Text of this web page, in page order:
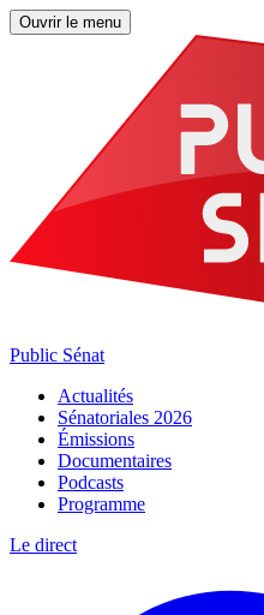
Ouvrir le menu
Public Sénat
Actualités
Sénatoriales 2026
Émissions
Documentaires
Podcasts
Programme
Le direct